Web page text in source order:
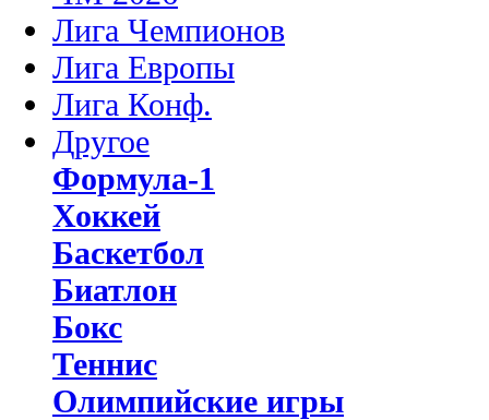
Лига Чемпионов
Лига Европы
Лига Конф.
Другое
Формула-1
Хоккей
Баскетбол
Биатлон
Бокс
Теннис
Олимпийские игры